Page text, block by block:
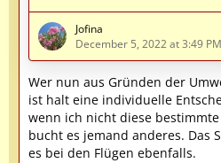
Cagliari - Sardinien (13.00 -
Seetag,
Ibiza (13.00 - 21.00 h)
und…
Teil 1: Geirangerfjord
Zuerst nach dem Frühstück
oberen Schiffsdeck. Das sah
aber leider fing es plötzlich
also wieder mit Regenjacke
selbst hat übrigens nur ca.
Jofina
December 5, 2022 at 3:49 PM
Wer nun aus Gründen der
ist halt eine individuelle
wenn ich nicht diese
bucht es jemand anderes. Das
es bei den Flügen ebenfalls.